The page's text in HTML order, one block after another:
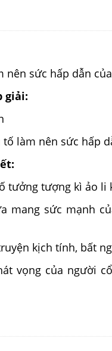
nên sức hấp dẫn
giải:
tố làm nên sức hấp
tưởng tượng kì ảo li
mang sức mạnh
kịch tính, bất
vọng của người